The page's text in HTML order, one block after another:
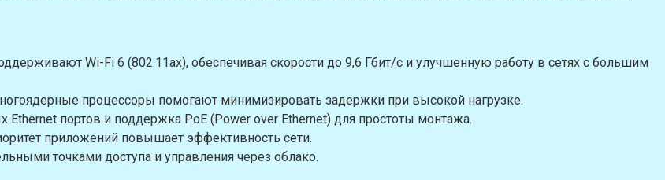
Wi-Fi 6 (802.11ax), обеспечивая скорости до 9,6 Гбит/с и улучшенную работу в сетях с большим
процессоры помогают минимизировать задержки при высокой нагрузке.
Ethernet портов и поддержка PoE (Power over Ethernet) для простоты монтажа.
приложений повышает эффективность сети.
точками доступа и управления через облако.